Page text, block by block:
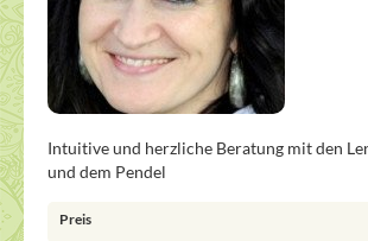
Intuitive und herzliche Beratung mit den
und dem Pendel
Preis